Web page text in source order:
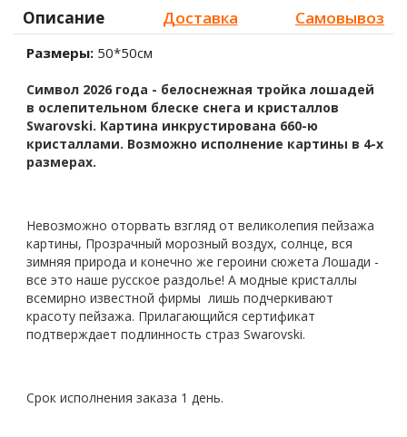
Описание Доставка Самовывоз
Размеры: 50*50см
Символ 2026 года - белоснежная тройка лошадей
в ослепительном блеске снега и кристаллов
Swarovski. Картина инкрустирована 660-ю
кристаллами. Возможно исполнение картины в 4-х
размерах.
Невозможно оторвать взгляд от великолепия пейзажа
картины, Прозрачный морозный воздух, солнце, вся
зимняя природа и конечно же героини сюжета Лошади -
все это наше русское раздолье! А модные кристаллы
всемирно известной фирмы лишь подчеркивают
красоту пейзажа. Прилагающийся сертификат
подтверждает подлинность страз Swarovski.
Срок исполнения заказа 1 день.